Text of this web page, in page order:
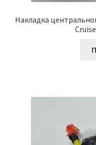
Накладка